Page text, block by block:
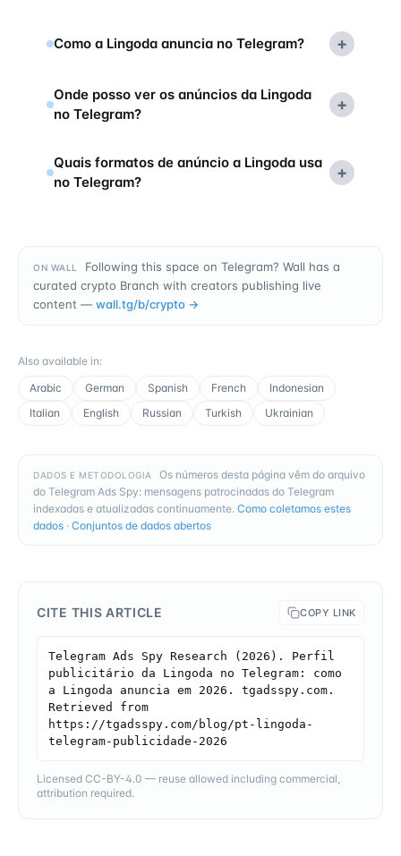
Como a Lingoda anuncia no Telegram? +
Onde posso ver os anúncios da Lingoda
no Telegram?
+
Quais formatos de anúncio a Lingoda usa
no Telegram?
+
ON WALL
Following this space on Telegram? Wall has a
curated crypto Branch with creators publishing live
content — wall.tg/b/crypto →
Also available in:
Arabic
German Spanish French
Indonesian
Italian
English Russian Turkish Ukrainian
DADOS E METODOLOGIA
Os números desta página vêm do arquivo
do Telegram Ads Spy: mensagens patrocinadas do Telegram
indexadas e atualizadas continuamente. Como coletamos estes
dados · Conjuntos de dados abertos
CITE THIS ARTICLE COPY LINK
Telegram Ads Spy Research (2026). Perfil
publicitário da Lingoda no Telegram: como
a Lingoda anuncia em 2026. tgadsspy.com.
Retrieved from
https://tgadsspy.com/blog/pt-lingoda-
telegram-publicidade-2026
Licensed CC-BY-4.0 — reuse allowed including commercial,
attribution required.